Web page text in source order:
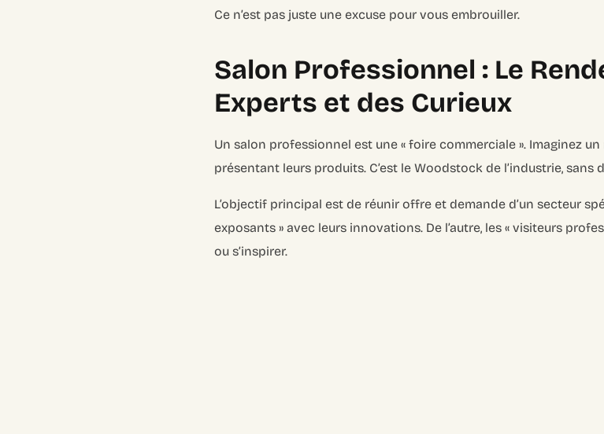
Ce n’est pas juste une excuse pour vous embrouiller.
Salon Professionnel : Le
Experts et des Curieux
Un salon professionnel est une « foire commerciale ». Imaginez
présentant leurs produits. C’est le Woodstock de l’industrie, sans
L’objectif principal est de réunir offre et demande d’un secteur
exposants » avec leurs innovations. De l’autre, les « visiteurs
ou s’inspirer.